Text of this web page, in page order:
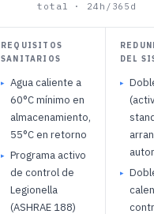
total · 24h/365d
REQUISITOS
SANITARIOS
Agua caliente a
60°C mínimo en
almacenamiento,
55°C en retorno
Programa activo
de control de
Legionella
(ASHRAE 188)
DEL